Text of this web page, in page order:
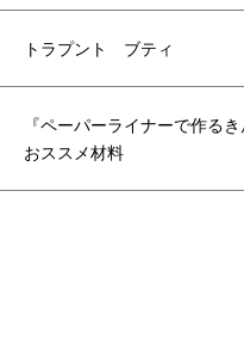
トラプント ブティ
『ペーパーライナーで作る
おススメ材料